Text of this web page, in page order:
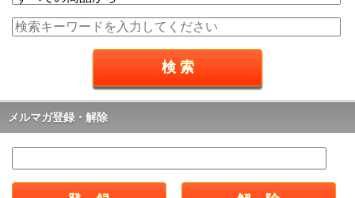
メルマガ登録・解除